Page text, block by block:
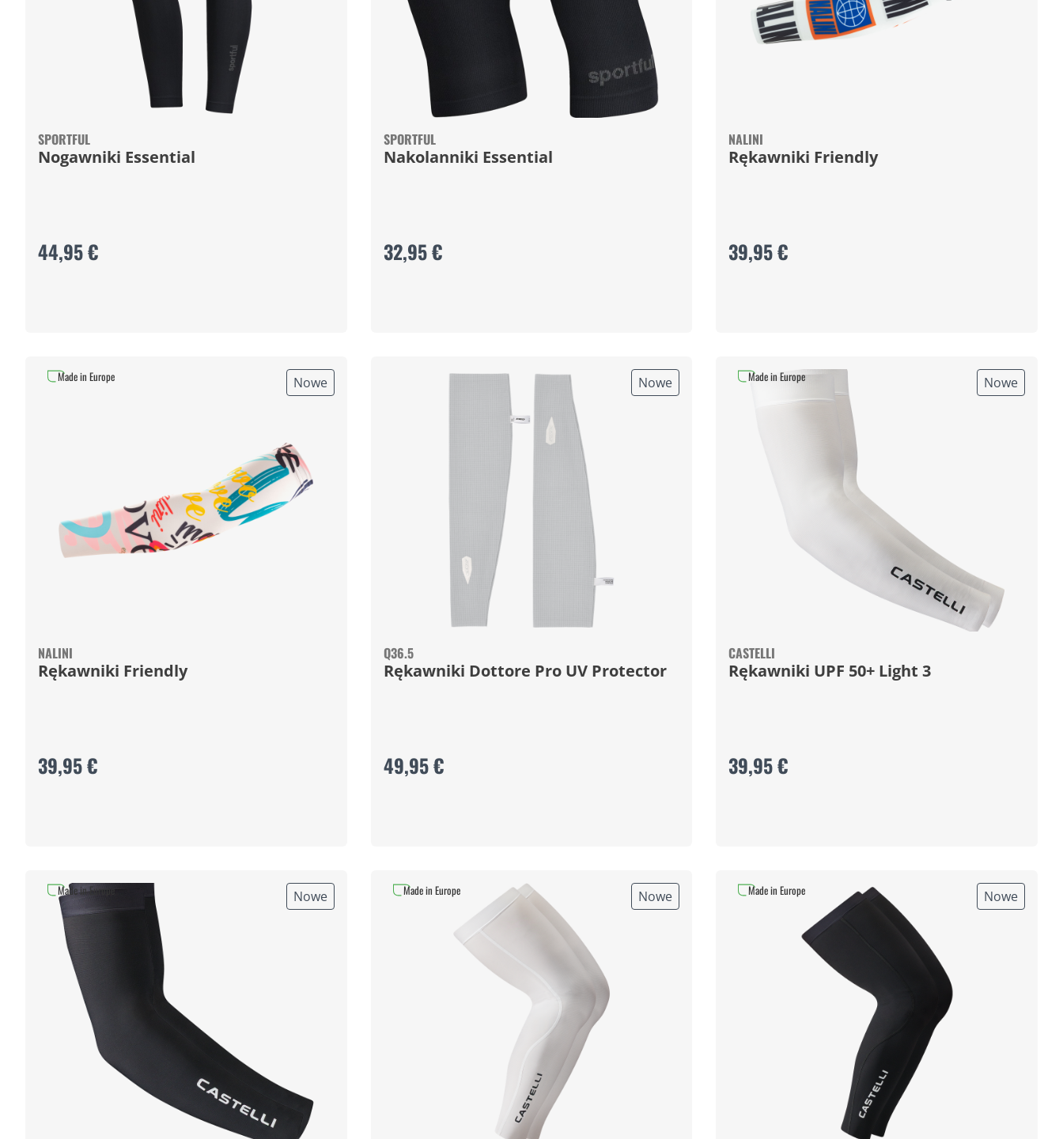
SPORTFUL
Nogawniki Essential
44,95 €
SPORTFUL
Nakolanniki Essential
32,95 €
NALINI
Rękawniki Friendly
39,95 €
Nowe
NALINI
Rękawniki Friendly
39,95 €
Made in Europe Nowe
Q36.5
Rękawniki Dottore Pro UV Protector
49,95 €
Nowe
CASTELLI
Rękawniki UPF 50+ Light 3
39,95 €
Made in Europe
Nowe
Made in Europe Nowe
Made in Europe Nowe
Made in Europe